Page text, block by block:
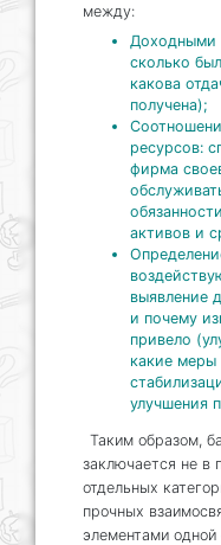
между:
Доходными
сколько
какова
получена);
ресурсов:
фирма
активов и
выявление
и почему
привело
какие меры
улучшения
Таким образом,
заключается не в
отдельных
прочных
элементами одной